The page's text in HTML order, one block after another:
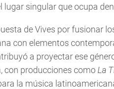
lugar singular que ocupa
de Vives por fusionar
con elementos
a proyectar ese
con producciones como La
la música